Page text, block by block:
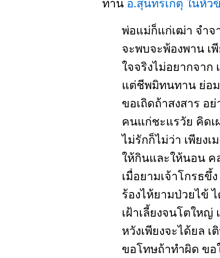
ท่าน อ.สุนทรเกตุ ในหั
พ่อแม่ก็แก่เฒ่า จำจ
จะพบจะพ้องพาน เ
ใจจริงไม่อยากจาก
แต่ชีพมิทนทาน ย่อ
ขอเถิดถ้าสงสาร อ
คนแก่ชะแรวัย คิดเ
ไม่รักก็ไม่ว่า เพียง
ให้กินและให้นอน
เมื่อยามเจ้าโกรธขึ้
ร้องไห้ยามป่วยไข้
เฝ้าเลี้ยงจนโตให
หวังเพียงจะได้ยล เ
ขอโทษถ้าทำผิด ข